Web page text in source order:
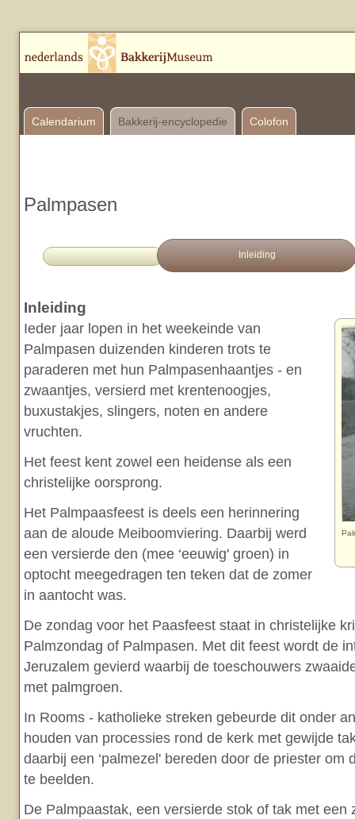
Calendarium Bakkerij-encyclopedie Colofon
Palmpasen
Inleiding
Inleiding
Ieder jaar lopen in het weekeinde van
Palmpasen duizenden kinderen trots te
paraderen met hun Palmpasenhaantjes - en
zwaantjes, versierd met krentenoogjes,
buxustakjes, slingers, noten en andere
vruchten.
Het feest kent zowel een heidense als een
christelijke oorsprong.
Het Palmpaasfeest is deels een herinnering
aan de aloude Meiboomviering. Daarbij werd
een versierde den (mee ‘eeuwig' groen) in
optocht meegedragen ten teken dat de zomer
in aantocht was.
De zondag voor het Paasfeest staat in christelijke
Palmzondag of Palmpasen. Met dit feest wordt de
Jeruzalem gevierd waarbij de toeschouwers
met palmgroen.
In Rooms - katholieke streken gebeurde dit onder
houden van processies rond de kerk met gewijde
daarbij een ‘palmezel' bereden door de priester om
te beelden.
De Palmpaastak, een versierde stok of tak met een